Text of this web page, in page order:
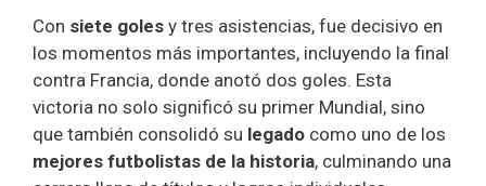
Con siete goles y tres asistencias, fue decisivo en
los momentos más importantes, incluyendo la final
contra Francia, donde anotó dos goles. Esta
victoria no solo significó su primer Mundial, sino
que también consolidó su legado como uno de los
mejores futbolistas de la historia, culminando una